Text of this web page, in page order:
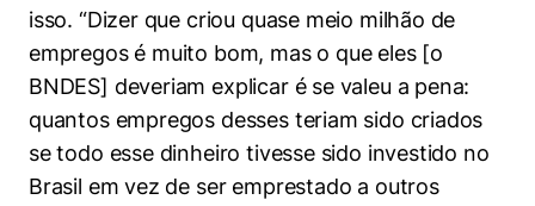
isso. “Dizer que criou quase meio milhão de
empregos é muito bom, mas o que eles [o
BNDES] deveriam explicar é se valeu a pena:
quantos empregos desses teriam sido criados
se todo esse dinheiro tivesse sido investido no
Brasil em vez de ser emprestado a outros